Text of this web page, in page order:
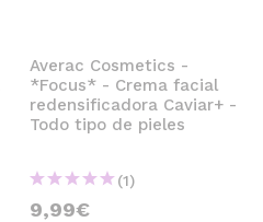
Averac Cosmetics -
*Focus* - Crema facial
redensificadora Caviar+ -
Todo tipo de pieles
(1)
9,99€